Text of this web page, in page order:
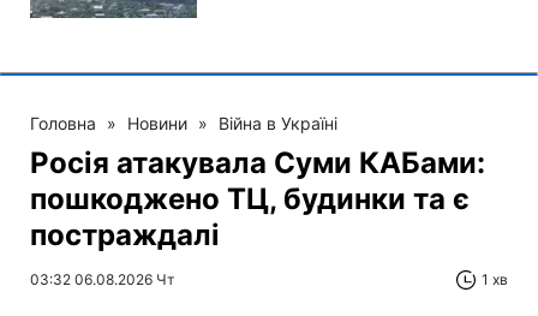
Головна » Новини » Війна в Україні
Росія атакувала Суми КАБами:
пошкоджено ТЦ, будинки та є
постраждалі
03:32 06.08.2026 Чт 1 хв